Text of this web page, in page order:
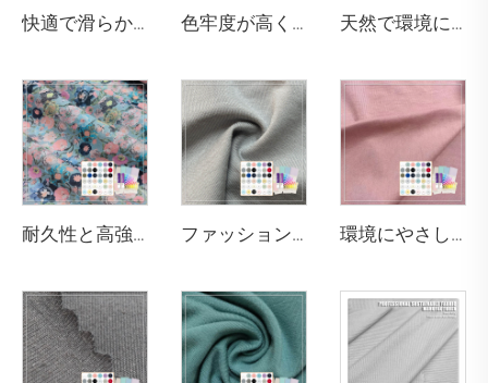
快適で滑らかな420gsm 70% バンブー 30% オーガニックコットンのフレンチテリー生地で、フーディに適しています 色牢度が高く 200gsm 綿95% スパンデックス5% ジャージー柄生地 子供用Tシャツに適しています 天然で環境にやさしく、抗菌・消臭性のある290gsm 63% バンブー、27% オーガニックコットン、10% スパンデックスのジャージー生地は、高級スポーツウォームウェアに最適です
耐久性と高強度を備えた70gsmの100%コットンプリントポプリン生地で、シャツの製作に適しています。 ファッション性があり快適でエコフレンドリーなストレッチ性軽量ニット・シワになりにくいモーダル／コットンボクサーパンツ 環境にやさしく柔らかいOhyeahブランド32Sジャージースパンデックスコットンモーダル生地モデルOY-103 164gsm（下着用）